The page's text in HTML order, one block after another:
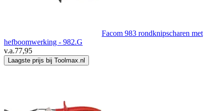
Facom 983 rondknipscharen met
hefboomwerking - 982.G
v.a.77,95
Laagste prijs bij Toolmax.nl